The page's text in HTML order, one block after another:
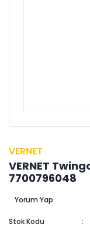
VERNET
VERNET
7700796048
Yorum Yap
Stok Kodu